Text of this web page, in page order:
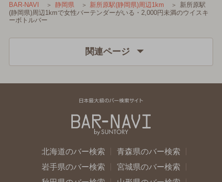
BAR-NAVI 静岡県 新所原駅(静岡県)周辺1km
新所原駅
(静岡県)周辺1kmで女性バーテンダーがいる・2,000円未満のウイスキ
ーボトルバー
関連ページ
北海道のバー検索
青森県のバー検索
岩手県のバー検索
宮城県のバー検索